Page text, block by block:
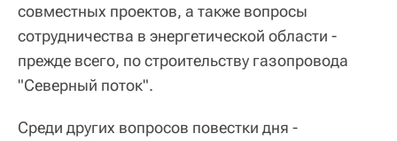
совместных проектов, а также вопросы
сотрудничества в энергетической области -
прежде всего, по строительству газопровода
"Северный поток".
Среди других вопросов повестки дня -